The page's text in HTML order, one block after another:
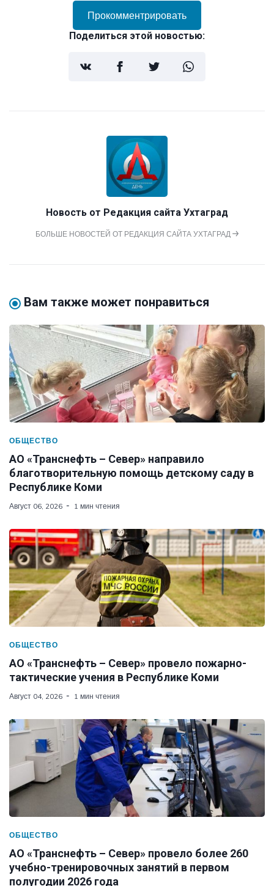
Прокомментрировать
Поделиться этой новостью:
Новость от Редакция сайта Ухтаград
БОЛЬШЕ НОВОСТЕЙ ОТ РЕДАКЦИЯ САЙТА УХТАГРАД
Вам также может понравиться
ОБЩЕСТВО
АО «Транснефть – Север» направило
благотворительную помощь детскому саду в
Республике Коми
Август 06, 2026 1 мин чтения
ОБЩЕСТВО
АО «Транснефть – Север» провело пожарно-
тактические учения в Республике Коми
Август 04, 2026 1 мин чтения
ОБЩЕСТВО
АО «Транснефть – Север» провело более 260
учебно-тренировочных занятий в первом
полугодии 2026 года